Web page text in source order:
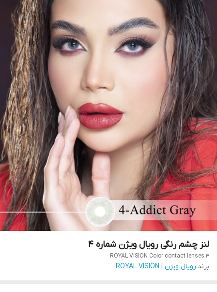
لنز چشم رنگی رویال ویژن شماره 4
ROYAL VISION Color contact lenses 4
برند:رویال ویژن | ROYAL VISION